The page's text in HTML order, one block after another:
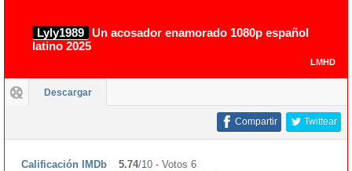
Lyly1989 Un acosador enamorado 1080p español
latino 2025
LMHD
Descargar
Twittear
Compartir
Calificación IMDb 5.74/10 - Votos 6